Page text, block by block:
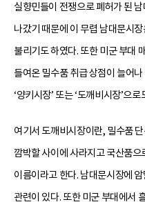
실향민들이 전쟁으로 폐허가 된
나갔기 때문에 이 무렵 남대문시
불리기도 하였다. 또한 미군 부대
들여온 밀수품 취급 상점이 늘어
‘양키시장’ 또는 ‘도깨비시장’으로
여기서 도깨비시장이란, 밀수품
깜박할 사이에 사라지고 국산품
이름이라고 한다. 남대문시장에
관련이 있다. 또한 미군 부대에서